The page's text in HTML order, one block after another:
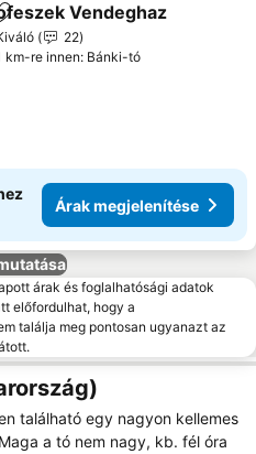
a kedvencekhez
Vendeghaz
22
km-re innen: Bánki-tó
Árak megjelenítése
árak és foglalhatósági adatok
előfordulhat, hogy a
találja meg pontosan ugyanazt az
található egy nagyon kellemes
a tó nem nagy, kb. fél óra